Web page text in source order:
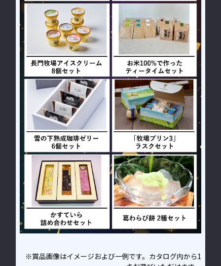
※賞品画像はイメージおよび一例です。カタログ内から1